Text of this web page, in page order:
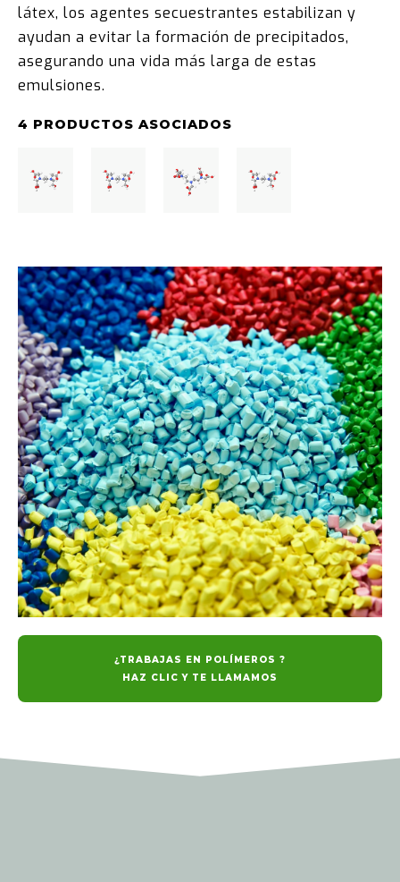
látex, los agentes secuestrantes estabilizan y
ayudan a evitar la formación de precipitados,
asegurando una vida más larga de estas
emulsiones.
4 PRODUCTOS ASOCIADOS
¿TRABAJAS EN POLÍMEROS ?
HAZ CLIC Y TE LLAMAMOS